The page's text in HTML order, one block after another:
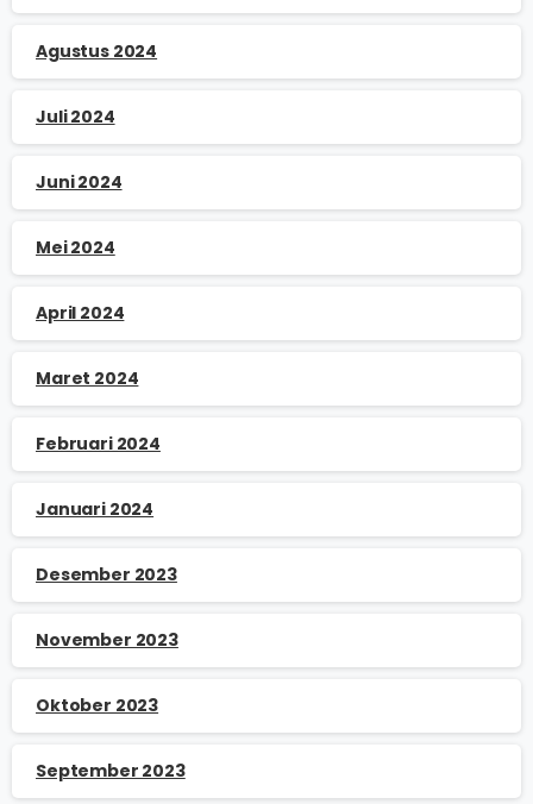
Agustus 2024
Juli 2024
Juni 2024
Mei 2024
April 2024
Maret 2024
Februari 2024
Januari 2024
Desember 2023
November 2023
Oktober 2023
September 2023